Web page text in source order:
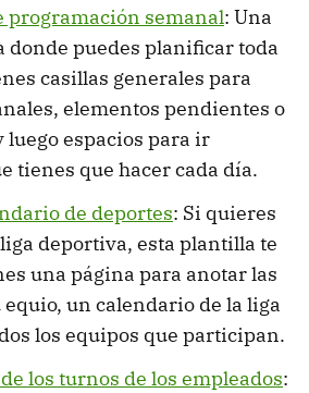
programación semanal: Una
puedes planificar toda
casillas generales para
elementos pendientes o
luego espacios para ir
tienes que hacer cada día.
de deportes: Si quieres
deportiva, esta plantilla te
una página para anotar las
un calendario de la liga
los equipos que participan.
los turnos de los empleados: